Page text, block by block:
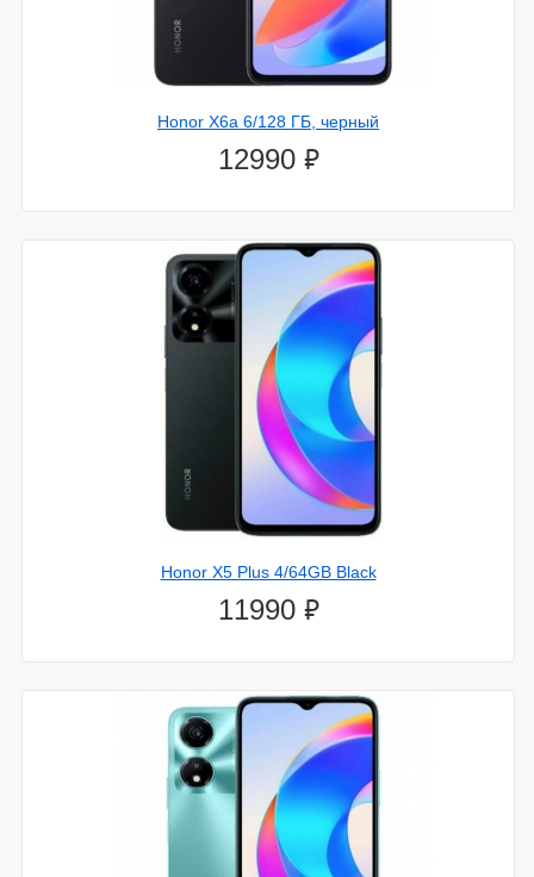
Honor X6a 6/128 ГБ, черный
12990 ⃏
Honor X5 Plus 4/64GB Black
11990 ⃏